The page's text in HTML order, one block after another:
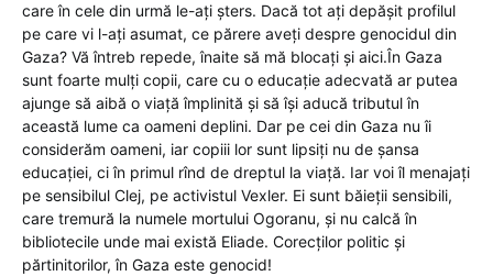
care în cele din urmă le-ați șters. Dacă tot ați depășit profilul
pe care vi l-ați asumat, ce părere aveți despre genocidul din
Gaza? Vă întreb repede, înaite să mă blocați și aici.În Gaza
sunt foarte mulți copii, care cu o educație adecvată ar putea
ajunge să aibă o viață împlinită și să își aducă tributul în
această lume ca oameni deplini. Dar pe cei din Gaza nu îi
considerăm oameni, iar copiii lor sunt lipsiți nu de șansa
educației, ci în primul rînd de dreptul la viață. Iar voi îl menajați
pe sensibilul Clej, pe activistul Vexler. Ei sunt băieții sensibili,
care tremură la numele mortului Ogoranu, și nu calcă în
bibliotecile unde mai există Eliade. Corecților politic și
părtinitorilor, în Gaza este genocid!